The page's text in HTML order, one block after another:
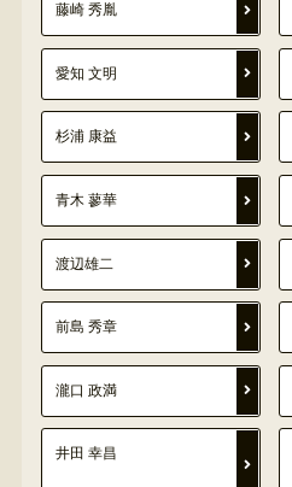
藤崎 秀胤
愛知 文明
杉浦 康益
青木 蓼華
渡辺雄二
前島 秀章
瀧口 政満
井田 幸昌